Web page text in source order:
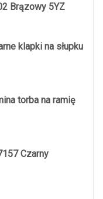
Brązowy 5YZ
klapki na słupku
torba na ramię
Czarny